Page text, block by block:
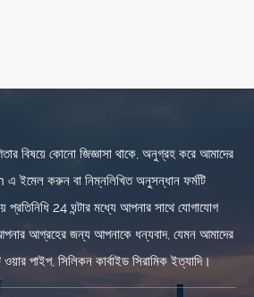
বিষয়ে কোনো জিজ্ঞাসা থাকে, অনুগ্রহ করে আমাদের
করুন বা নিম্নলিখিত অনুসন্ধান ফর্মটি
24 ঘন্টার মধ্যে আপনার সাথে যোগাযোগ
আগ্রহের জন্য আপনাকে ধন্যবাদ, যেমন আমাদের
পাইপ, সিলিকন কার্বাইড সিরামিক ইত্যাদি।